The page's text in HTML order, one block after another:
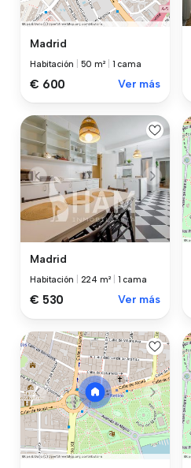
Madrid
Habitación 50 m² 1 cama
€ 600 Ver más
Madrid
Habitación 224 m² 1 cama
€ 530 Ver más